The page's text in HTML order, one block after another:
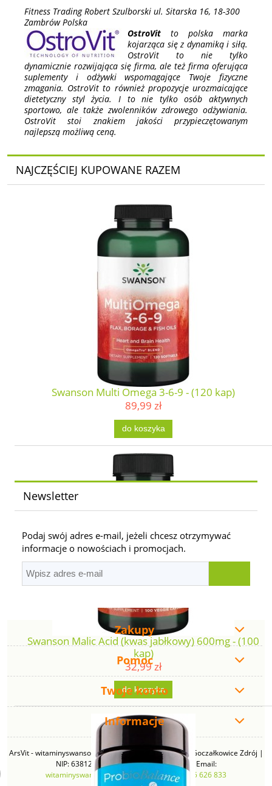
Fitness Trading Robert Szulborski ul. Sitarska 16, 18-300
Zambrów Polska
OstroVit to polska marka
kojarząca się z dynamiką i siłą.
OstroVit to nie tylko
dynamicznie rozwijająca się firma, ale też firma oferująca
suplementy i odżywki wspomagające Twoje fizyczne
zmagania. OstroVit to również propozycje urozmaicające
dietetyczny styl życia. I to nie tylko osób aktywnych
sportowo, ale także zwolenników zdrowego odżywiania.
OstroVit stoi znakiem jakości przypieczętowanym
najlepszą możliwą ceną.
NAJCZĘŚCIEJ KUPOWANE RAZEM
Swanson Multi Omega 3-6-9 - (120 kap)
89,99 zł
do koszyka
Swanson Malic Acid (kwas jabłkowy) 600mg - (100
kap)
32,99 zł
do koszyka
Newsletter
Podaj swój adres e-mail, jeżeli chcesz otrzymywać
informacje o nowościach i promocjach.
Zakupy
Pomoc
Twoje konto
Informacje
ArsVit - witaminyswanson.pl | ul. Zimowa 49B, 43-230 Goczałkowice Zdrój |
NIP: 6381219140 | REGON: 276280385 | Email:
witaminyswanson@gmail.com| Telefon: 665 626 833